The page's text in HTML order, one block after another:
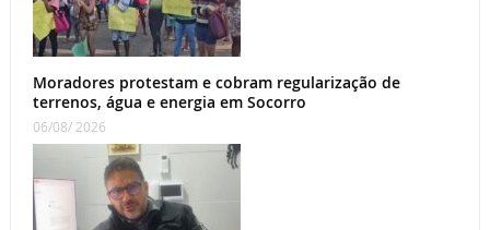
Moradores protestam e cobram regularização de
terrenos, água e energia em Socorro
06/08/ 2026